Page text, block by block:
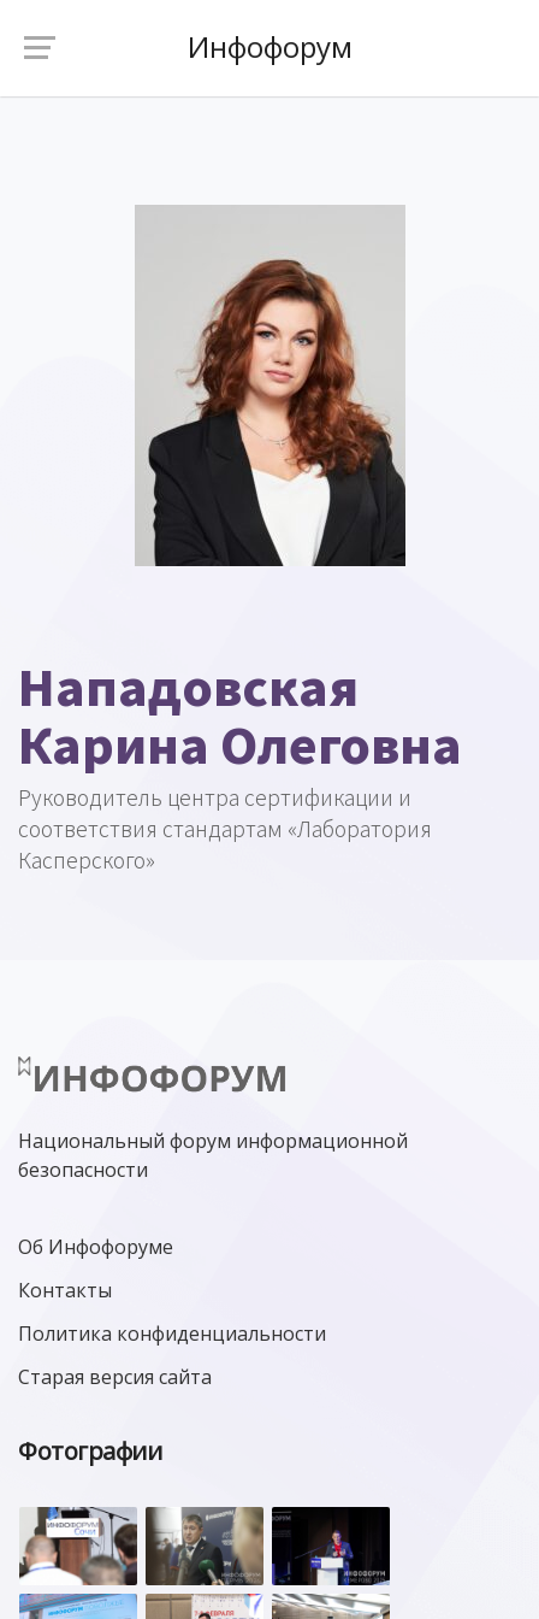
Инфофорум
Нападовская
Карина Олеговна
Руководитель центра сертификации и
соответствия стандартам «Лаборатория
Касперского»
Национальный форум информационной
безопасности
Об Инфофоруме
Контакты
Политика конфиденциальности
Старая версия сайта
Фотографии